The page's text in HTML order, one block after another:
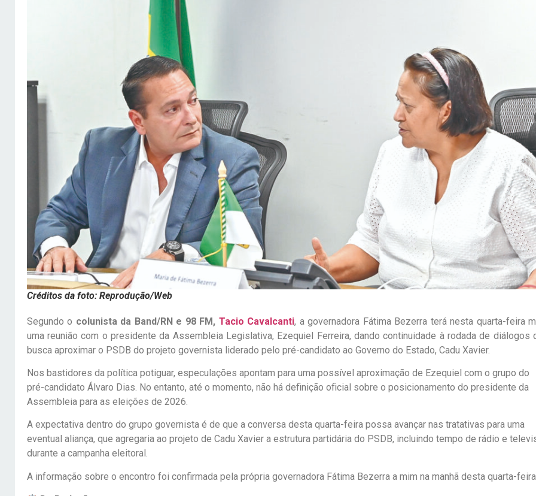
Créditos da foto: Reprodução/Web
Segundo o colunista da Band/RN e 98 FM, Tacio Cavalcanti, a governadora Fátima Bezerra terá nesta quarta-feira
uma reunião com o presidente da Assembleia Legislativa, Ezequiel Ferreira, dando continuidade à rodada de diálogos
busca aproximar o PSDB do projeto governista liderado pelo pré-candidato ao Governo do Estado, Cadu Xavier.
Nos bastidores da política potiguar, especulações apontam para uma possível aproximação de Ezequiel com o grupo do
pré-candidato Álvaro Dias. No entanto, até o momento, não há definição oficial sobre o posicionamento do presidente da
Assembleia para as eleições de 2026.
A expectativa dentro do grupo governista é de que a conversa desta quarta-feira possa avançar nas tratativas para uma
eventual aliança, que agregaria ao projeto de Cadu Xavier a estrutura partidária do PSDB, incluindo tempo de rádio e
durante a campanha eleitoral.
A informação sobre o encontro foi confirmada pela própria governadora Fátima Bezerra a mim na manhã desta quarta-